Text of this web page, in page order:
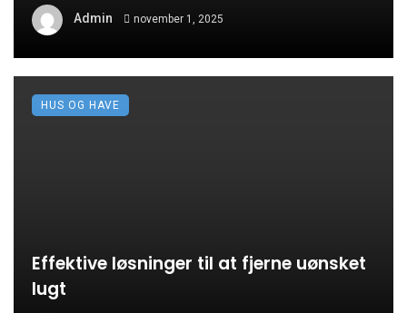
Admin november 1, 2025
Effektive løsninger til at fjerne uønsket
lugt
HUS OG HAVE